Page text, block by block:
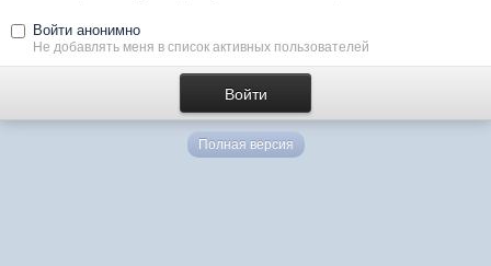
Войти анонимно
Не добавлять меня в список активных пользователей
Полная версия